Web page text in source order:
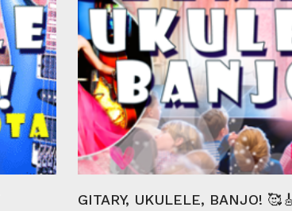
Wybierz Opcje
GITARY, UKULELE, BANJO!